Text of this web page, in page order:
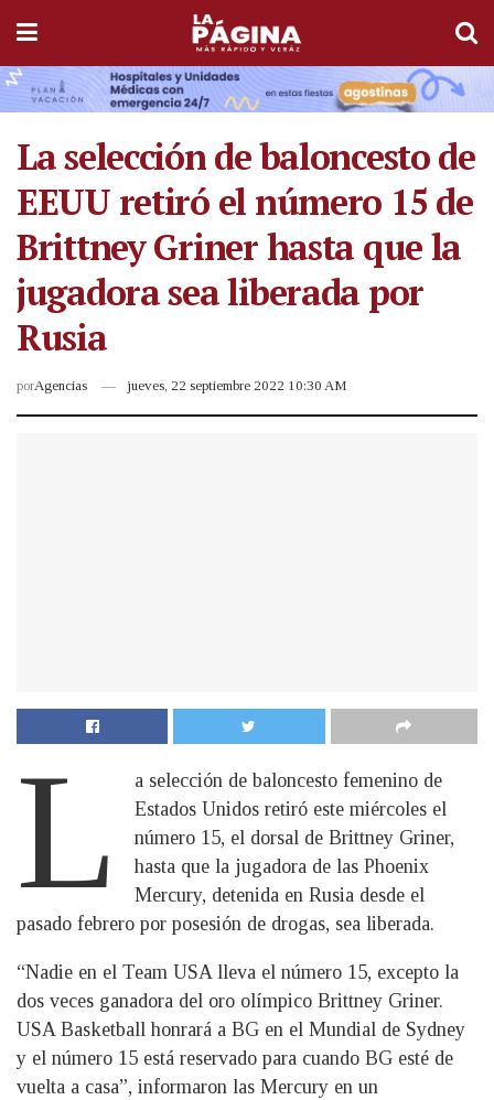
La selección de baloncesto de
EEUU retiró el número 15 de
Brittney Griner hasta que la
jugadora sea liberada por
Rusia
porAgencias jueves, 22 septiembre 2022 10:30 AM
L
a selección de baloncesto femenino de
Estados Unidos retiró este miércoles el
número 15, el dorsal de Brittney Griner,
hasta que la jugadora de las Phoenix
Mercury, detenida en Rusia desde el
pasado febrero por posesión de drogas, sea liberada.
“Nadie en el Team USA lleva el número 15, excepto la
dos veces ganadora del oro olímpico Brittney Griner.
USA Basketball honrará a BG en el Mundial de Sydney
y el número 15 está reservado para cuando BG esté de
vuelta a casa”, informaron las Mercury en un